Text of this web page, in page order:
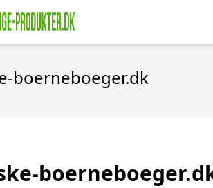
boerneboeger.dk